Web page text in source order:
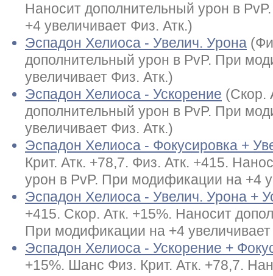
Наносит дополнительный урон в
+4 увеличивает Физ. Атк.)
Эспадон Хелиоса - Увелич. Урона
дополнительный урон в PvP. При
увеличивает Физ. Атк.)
Эспадон Хелиоса - Ускорение (Скор.
дополнительный урон в PvP. При
увеличивает Физ. Атк.)
Эспадон Хелиоса - Фокусировка +
Крит. Атк. +78,7. Физ. Атк. +415.
урон в PvP. При модификации на +4
Эспадон Хелиоса - Увелич. Урона +
+415. Скор. Атк. +15%. Наносит
При модификации на +4
Эспадон Хелиоса - Ускорение +
+15%. Шанс Физ. Крит. Атк. +78,7.